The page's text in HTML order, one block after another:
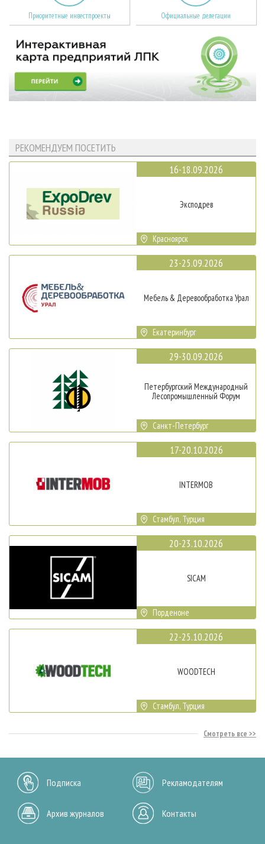
Приоритетные инвестпроекты Официальные делегации
РЕКОМЕНДУЕМ ПОСЕТИТЬ
16-18.09.2026
Эксподрев
Красноярск
23-25.09.2026
Мебель & Деревообработка Урал
Екатеринбург
29-30.09.2026
Петербургский Международный
Лесопромышленный Форум
Санкт-Петербург
17-20.10.2026
INTERMOB
Стамбул, Турция
20-23.10.2026
SICAM
Порденоне
22-25.10.2026
WOODTECH
Стамбул, Турция
Смотреть все
Подписка Рекламодателям
Архив журналов Контакты